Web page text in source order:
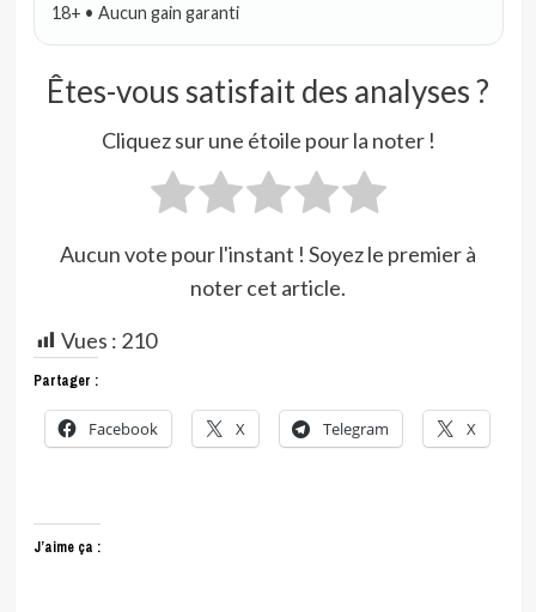
18+ • Aucun gain garanti
Êtes-vous satisfait des analyses ?
Cliquez sur une étoile pour la noter !
Aucun vote pour l'instant ! Soyez le premier à
noter cet article.
Vues : 210
Partager :
Facebook X Telegram X
J’aime ça :